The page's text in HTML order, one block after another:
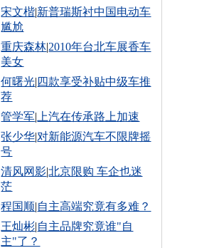
宋文楷|新普瑞斯衬中国电动车
尴尬
重庆森林|2010年台北车展香车
美女
何曙光| 四款享受补贴中级车推
荐
管学军| 上汽在传承路上加速
张少华|对新能源汽车不限牌摇
号
清风网影|北京限购 车企也迷
茫
程国顺|自主高端究竟有多难？
王灿彬|自主品牌究竟谁"自
主"了？